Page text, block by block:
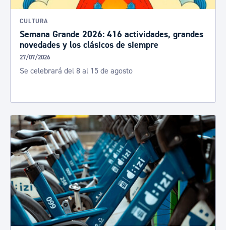
CULTURA
Semana Grande 2026: 416 actividades, grandes
novedades y los clásicos de siempre
27/07/2026
Se celebrará del 8 al 15 de agosto